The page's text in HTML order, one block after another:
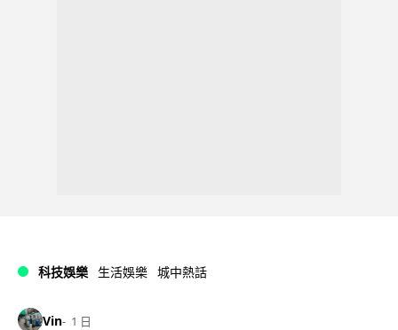
科技娛樂 生活娛樂 城中熱話
Vin 1 日